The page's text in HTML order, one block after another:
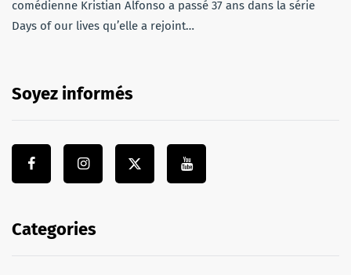
comédienne Kristian Alfonso a passé 37 ans dans la série
Days of our lives qu’elle a rejoint…
Soyez informés
Categories